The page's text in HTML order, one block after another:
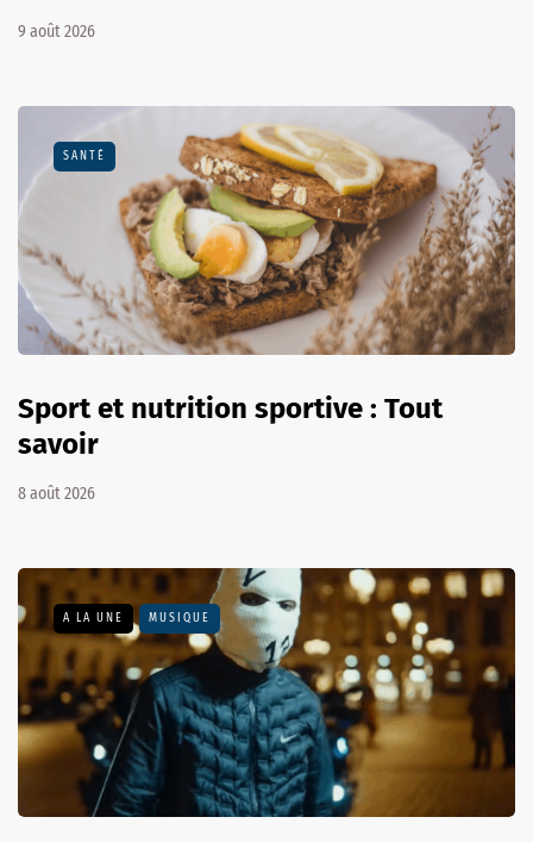
9 août 2026
SANTÉ
Sport et nutrition sportive : Tout
savoir
8 août 2026
A LA UNE MUSIQUE